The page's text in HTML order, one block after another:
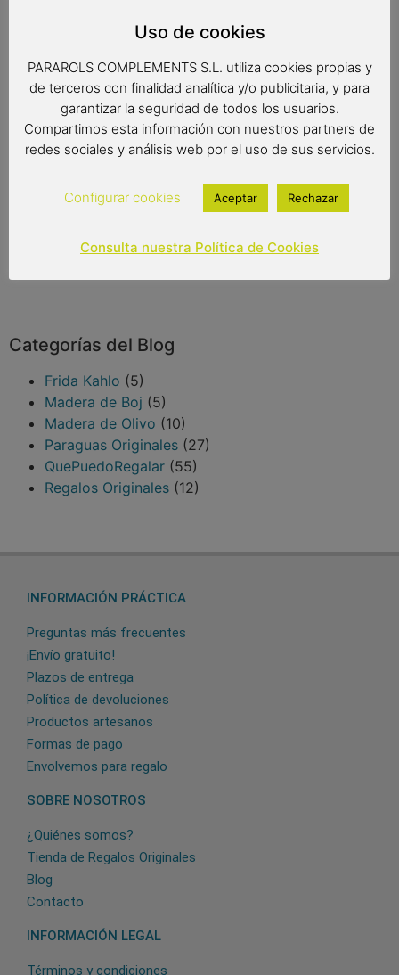
Categorías del Blog
Frida Kahlo (5)
Madera de Boj (5)
Madera de Olivo (10)
Paraguas Originales (27)
QuePuedoRegalar (55)
Regalos Originales (12)
INFORMACIÓN PRÁCTICA
Preguntas más frecuentes
¡Envío gratuito!
Plazos de entrega
Política de devoluciones
Productos artesanos
Formas de pago
Envolvemos para regalo
SOBRE NOSOTROS
¿Quiénes somos?
Tienda de Regalos Originales
Blog
Contacto
INFORMACIÓN LEGAL
Términos y condiciones
Uso de cookies
PARAROLS COMPLEMENTS S.L. utiliza cookies propias y
de terceros con finalidad analítica y/o publicitaria, y para
garantizar la seguridad de todos los usuarios.
Compartimos esta información con nuestros partners de
redes sociales y análisis web por el uso de sus servicios.
Configurar cookies Aceptar Rechazar
Consulta nuestra Política de Cookies